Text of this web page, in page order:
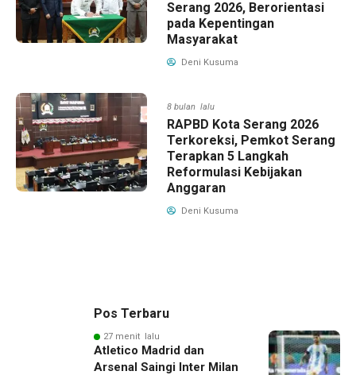
Serang 2026, Berorientasi
pada Kepentingan
Masyarakat
Deni Kusuma
8 bulan lalu
RAPBD Kota Serang 2026
Terkoreksi, Pemkot Serang
Terapkan 5 Langkah
Reformulasi Kebijakan
Anggaran
Deni Kusuma
Pos Terbaru
27 menit lalu
Atletico Madrid dan
Arsenal Saingi Inter Milan